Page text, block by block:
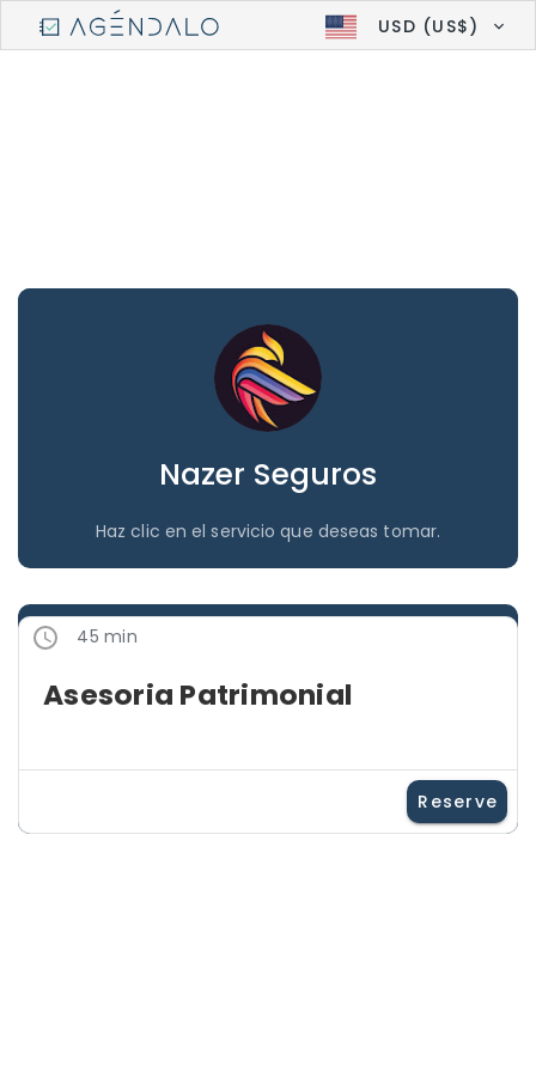
USD (US$)
Nazer Seguros
Haz clic en el servicio que deseas tomar.
45 min
Asesoria Patrimonial
Reserve